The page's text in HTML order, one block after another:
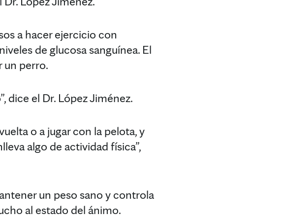
a hacer ejercicio con
de glucosa sanguínea. El
un perro.
dice el Dr. López Jiménez.
o a jugar con la pelota, y
algo de actividad física”,
un peso sano y controla
al estado del ánimo.